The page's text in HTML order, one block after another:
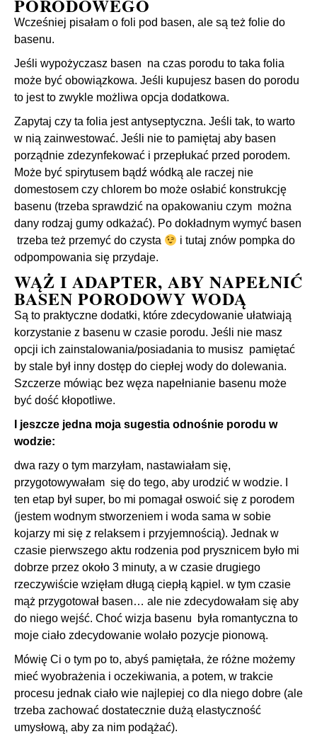
PORODOWEGO
Wcześniej pisałam o foli pod basen, ale są też folie do
basenu.
Jeśli wypożyczasz basen na czas porodu to taka folia
może być obowiązkowa. Jeśli kupujesz basen do porodu
to jest to zwykle możliwa opcja dodatkowa.
Zapytaj czy ta folia jest antyseptyczna. Jeśli tak, to warto
w nią zainwestować. Jeśli nie to pamiętaj aby basen
porządnie zdezynfekować i przepłukać przed porodem.
Może być spirytusem bądź wódką ale raczej nie
domestosem czy chlorem bo może osłabić konstrukcję
basenu (trzeba sprawdzić na opakowaniu czym można
dany rodzaj gumy odkażać). Po dokładnym wymyć basen
trzeba też przemyć do czysta
i tutaj znów pompka do
odpompowania się przydaje.
WĄŻ I ADAPTER, ABY NAPEŁNIĆ
BASEN PORODOWY WODĄ
Są to praktyczne dodatki, które zdecydowanie ułatwiają
korzystanie z basenu w czasie porodu. Jeśli nie masz
opcji ich zainstalowania/posiadania to musisz pamiętać
by stale był inny dostęp do ciepłej wody do dolewania.
Szczerze mówiąc bez węza napełnianie basenu może
być dość kłopotliwe.
I jeszcze jedna moja sugestia odnośnie porodu w
wodzie:
dwa razy o tym marzyłam, nastawiałam się,
przygotowywałam się do tego, aby urodzić w wodzie. I
ten etap był super, bo mi pomagał oswoić się z porodem
(jestem wodnym stworzeniem i woda sama w sobie
kojarzy mi się z relaksem i przyjemnością). Jednak w
czasie pierwszego aktu rodzenia pod prysznicem było mi
dobrze przez około 3 minuty, a w czasie drugiego
rzeczywiście wzięłam długą ciepłą kąpiel. w tym czasie
mąż przygotował basen… ale nie zdecydowałam się aby
do niego wejść. Choć wizja basenu była romantyczna to
moje ciało zdecydowanie wolało pozycje pionową.
Mówię Ci o tym po to, abyś pamiętała, że różne możemy
mieć wyobrażenia i oczekiwania, a potem, w trakcie
procesu jednak ciało wie najlepiej co dla niego dobre (ale
trzeba zachować dostatecznie dużą elastyczność
umysłową, aby za nim podążać).